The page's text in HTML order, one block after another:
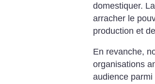
domestiquer.
arracher le
production et
En revanche,
organisations
audience